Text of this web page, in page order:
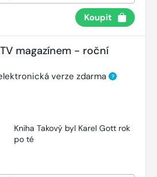
Koupit
magazínem - roční
verze zdarma ?
Kniha Takový byl Karel Gott rok
po té